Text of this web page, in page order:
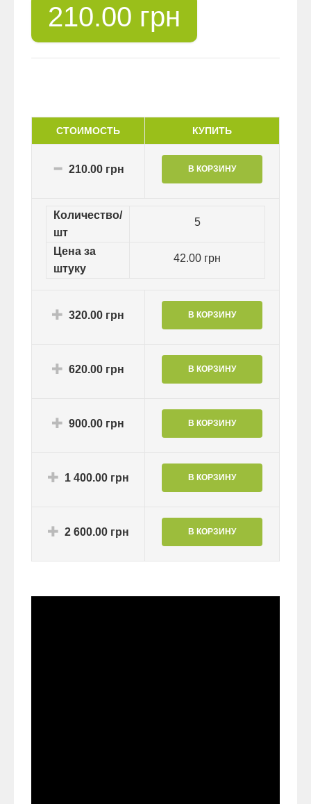
210.00 грн
СТОИМОСТЬ КУПИТЬ
210.00 грн
Количество/
шт
5
Цена за
штуку
42.00 грн
320.00 грн
620.00 грн
900.00 грн
1 400.00 грн
2 600.00 грн